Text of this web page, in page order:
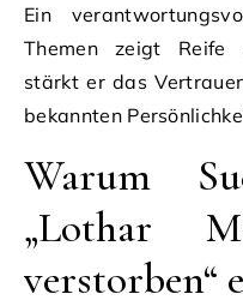
Ein
Themen zeigt Reife
stärkt er das
bekannten
Warum
„Lothar
verstorben“